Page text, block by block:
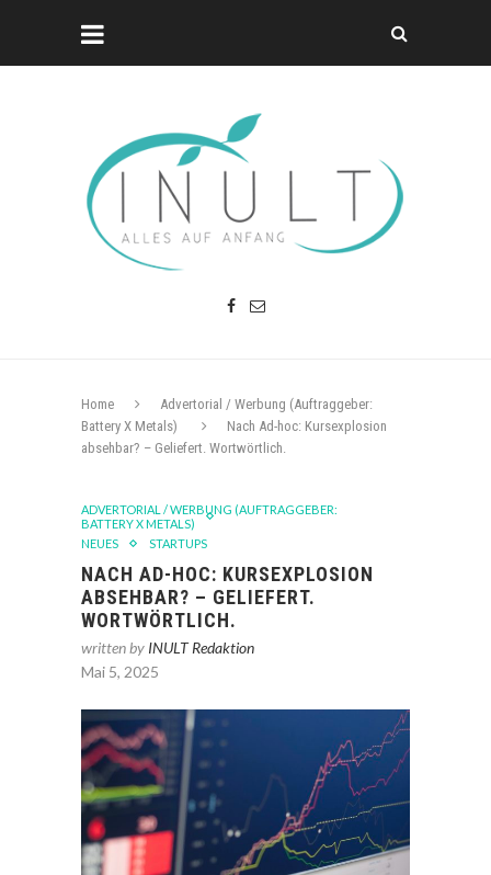
Home
Advertorial / Werbung (Auftraggeber:
Battery X Metals)
Nach Ad-hoc: Kursexplosion
absehbar? – Geliefert. Wortwörtlich.
ADVERTORIAL / WERBUNG (AUFTRAGGEBER:
BATTERY X METALS)
NEUES
STARTUPS
NACH AD-HOC: KURSEXPLOSION
ABSEHBAR? – GELIEFERT.
WORTWÖRTLICH.
written by INULT Redaktion
Mai 5, 2025